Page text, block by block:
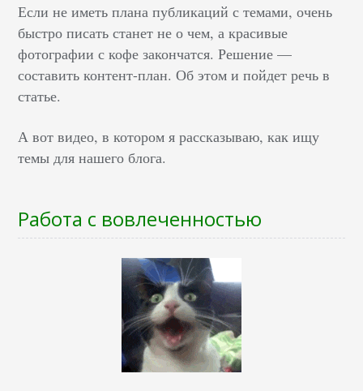
Если не иметь плана публикаций с темами, очень
быстро писать станет не о чем, а красивые
фотографии с кофе закончатся. Решение —
составить контент-план. Об этом и пойдет речь в
статье.
А вот видео, в котором я рассказываю, как ищу
темы для нашего блога.
Работа с вовлеченностью